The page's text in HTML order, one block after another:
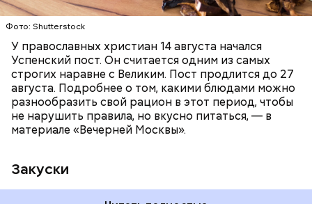
Фото: Shutterstock
У православных христиан 14 августа начался
Успенский пост. Он считается одним из самых
строгих наравне с Великим. Пост продлится до 27
августа. Подробнее о том, какими блюдами можно
разнообразить свой рацион в этот период, чтобы
не нарушить правила, но вкусно питаться, — в
материале «Вечерней Москвы».
Закуски
Читайте также:Синоптик предупредил о переносе
купального сезона в Москве и Подмосковье